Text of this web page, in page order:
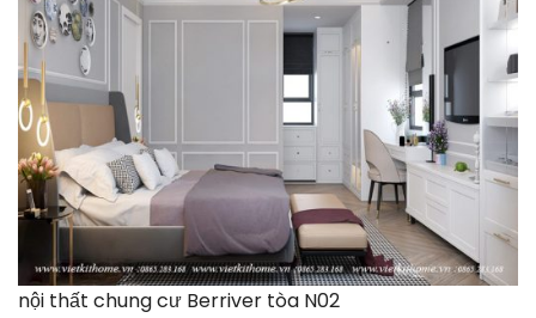
nội thất chung cư Berriver tòa N02